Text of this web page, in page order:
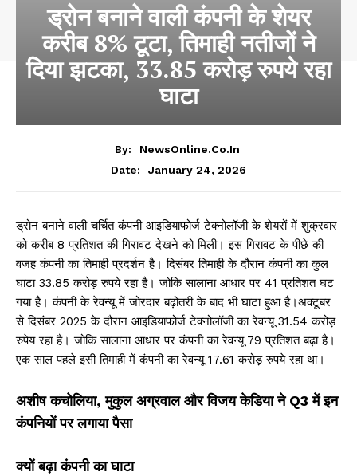
ड्रोन बनाने वाली कंपनी के शेयर
करीब 8% टूटा, तिमाही नतीजों ने
दिया झटका, 33.85 करोड़ रुपये रहा
घाटा
By:
NewsOnline.co.in
Date:
January 24, 2026
ड्रोन बनाने वाली चर्चित कंपनी आइडियाफोर्ज टेक्नोलॉजी के शेयरों में शुक्रवार
को करीब 8 प्रतिशत की गिरावट देखने को मिली। इस गिरावट के पीछे की
वजह कंपनी का तिमाही प्रदर्शन है। दिसंबर तिमाही के दौरान कंपनी का कुल
घाटा 33.85 करोड़ रुपये रहा है। जोकि सालाना आधार पर 41 प्रतिशत घट
गया है। कंपनी के रेवन्यू में जोरदार बढ़ोतरी के बाद भी घाटा हुआ है।अक्टूबर
से दिसंबर 2025 के दौरान आइडियाफोर्ज टेक्नोलॉजी का रेवन्यू 31.54 करोड़
रुपेय रहा है। जोकि सालाना आधार पर कंपनी का रेवन्यू 79 प्रतिशत बढ़ा है।
एक साल पहले इसी तिमाही में कंपनी का रेवन्यू 17.61 करोड़ रुपये रहा था।
अशीष कचोलिया, मुकुल अग्रवाल और विजय केडिया ने Q3 में इन
कंपनियों पर लगाया पैसा
क्यों बढ़ा कंपनी का घाटा